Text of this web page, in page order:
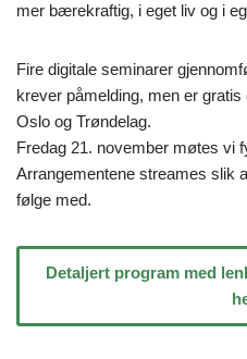
mer bærekraftig, i eget liv og i
Fire digitale seminarer
krever påmelding, men er
Oslo og Trøndelag.
Fredag 21. november møtes vi
Arrangementene streames slik
følge med.
Detaljert program med